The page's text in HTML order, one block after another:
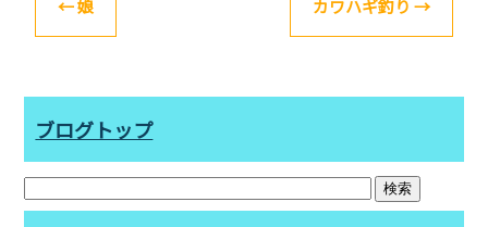
←娘 カワハギ釣り →
ブログトップ